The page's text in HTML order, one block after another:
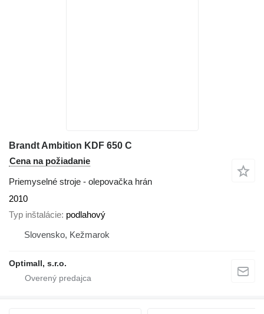
Brandt Ambition KDF 650 C
Cena na požiadanie
Priemyselné stroje - olepovačka hrán
2010
Typ inštalácie podlahový
Slovensko, Kežmarok
Optimall, s.r.o.